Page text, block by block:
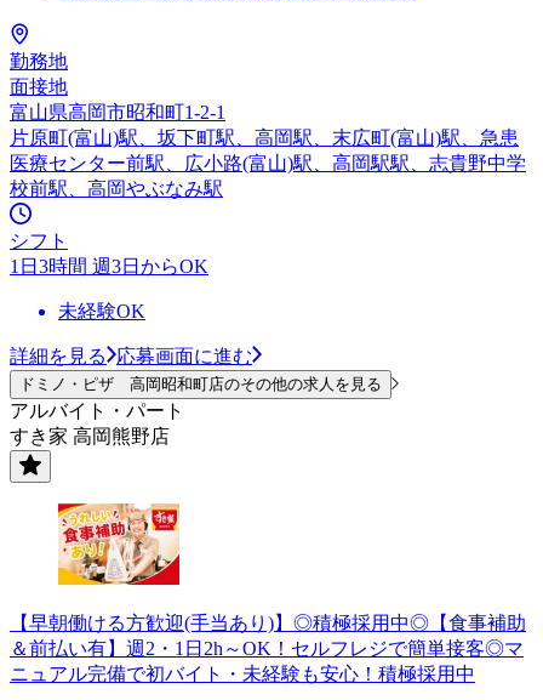
勤務地
面接地
富山県高岡市昭和町1-2-1
片原町(富山)駅、坂下町駅、高岡駅、末広町(富山)駅、急患
医療センター前駅、広小路(富山)駅、高岡駅駅、志貴野中学
校前駅、高岡やぶなみ駅
シフト
1日3時間 週3日からOK
未経験OK
詳細を見る 応募画面に進む
ドミノ・ピザ 高岡昭和町店のその他の求人を見る
アルバイト・パート
すき家 高岡熊野店
【早朝働ける方歓迎(手当あり)】◎積極採用中◎【食事補助
＆前払い有】週2・1日2h～OK！セルフレジで簡単接客◎マ
ニュアル完備で初バイト・未経験も安心！積極採用中